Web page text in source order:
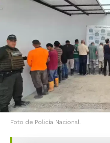
Foto de Policía Nacional.